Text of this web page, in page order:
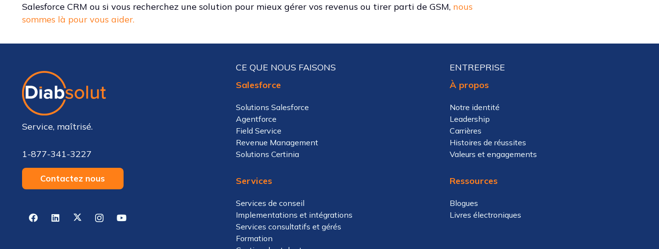
Salesforce CRM ou si vous recherchez une solution pour mieux gérer vos revenus ou tirer parti de GSM, nous
sommes là pour vous aider.
Service, maîtrisé.
1-877-341-3227
Contactez nous
CE QUE NOUS FAISONS
Salesforce
Solutions Salesforce
Agentforce
Field Service
Revenue Management
Solutions Certinia
Services
Services de conseil
Implementations et intégrations
Services consultatifs et gérés
Formation
ENTREPRISE
À propos
Notre identité
Leadership
Carrières
Histoires de réussites
Valeurs et engagements
Ressources
Blogues
Livres électroniques